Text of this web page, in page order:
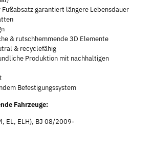
garantiert längere Lebensdauer
& rutschhemmende 3D Elemente
& recyclefähig
Produktion mit nachhaltigen
Befestigungssystem
Fahrzeuge:
EL, ELH), BJ 08/2009-